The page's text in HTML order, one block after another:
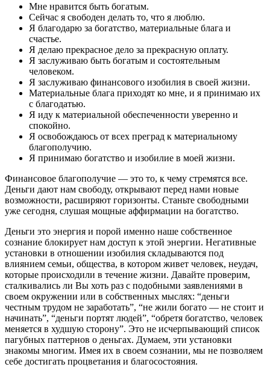
Мне нравится быть богатым.
Сейчас я свободен делать то, что я люблю.
Я благодарю за богатство, материальные блага и
счастье.
Я делаю прекрасное дело за прекрасную оплату.
Я заслуживаю быть богатым и состоятельным
человеком.
Я заслуживаю финансового изобилия в своей жизни.
Материальные блага приходят ко мне, и я принимаю их
с благодатью.
Я иду к материальной обеспеченности уверенно и
спокойно.
Я освобождаюсь от всех преград к материальному
благополучию.
Я принимаю богатство и изобилие в моей жизни.
Финансовое благополучие — это то, к чему стремятся все.
Деньги дают нам свободу, открывают перед нами новые
возможности, расширяют горизонты. Станьте свободными
уже сегодня, слушая мощные аффирмации на богатство.
Деньги это энергия и порой именно наше собственное
сознание блокирует нам доступ к этой энергии. Негативные
установки в отношении изобилия складываются под
влиянием семьи, общества, в котором живет человек, неудач,
которые происходили в течение жизни. Давайте проверим,
сталкивались ли Вы хоть раз с подобными заявлениями в
своем окружении или в собственных мыслях: “деньги
честным трудом не заработать”, “не жили богато — не стоит и
начинать”, “деньги портят людей”, “обретя богатство, человек
меняется в худшую сторону”. Это не исчерпывающий список
пагубных паттернов о деньгах. Думаем, эти установки
знакомы многим. Имея их в своем сознании, мы не позволяем
себе достигать процветания и благосостояния.